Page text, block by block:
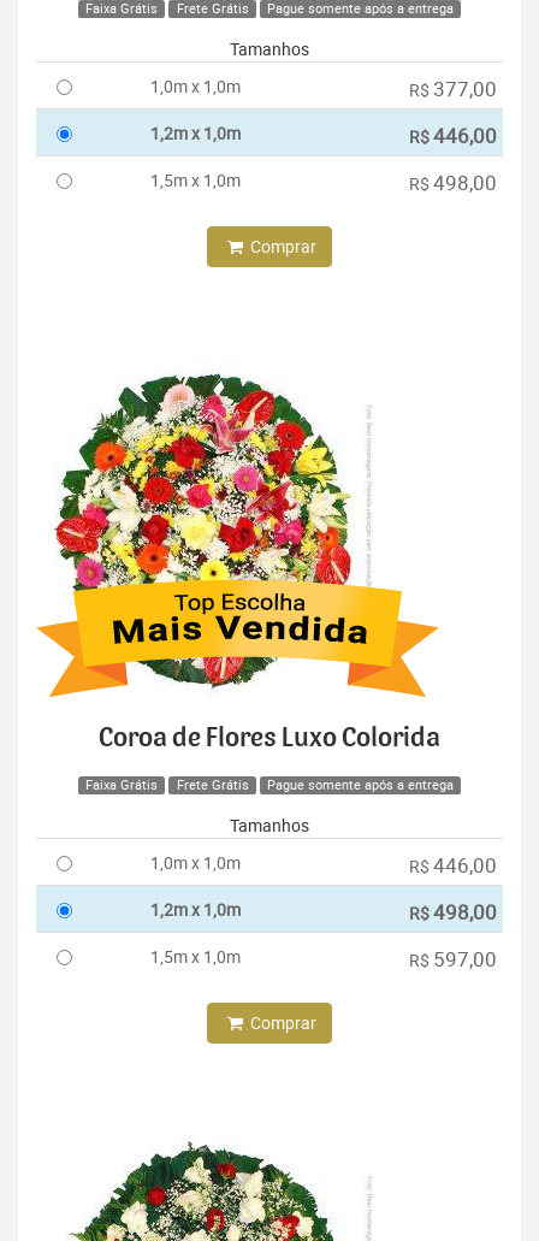
Faixa Grátis Frete Grátis Pague somente após a entrega
Tamanhos
1,0m x 1,0m
R$ 377,00
1,2m x 1,0m R$446,00
1,5m x 1,0m R$ 498,00
Comprar
Coroa de Flores Luxo Colorida
Faixa Grátis Frete Grátis Pague somente após a entrega
Tamanhos
1,0m x 1,0m
R$ 446,00
1,2m x 1,0m R$498,00
1,5m x 1,0m R$ 597,00
Comprar